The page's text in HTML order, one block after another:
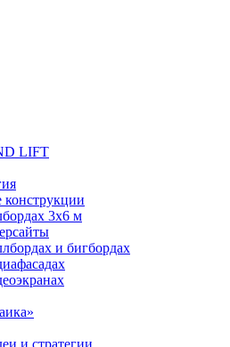
LIFT
3х6 м
и бигбордах